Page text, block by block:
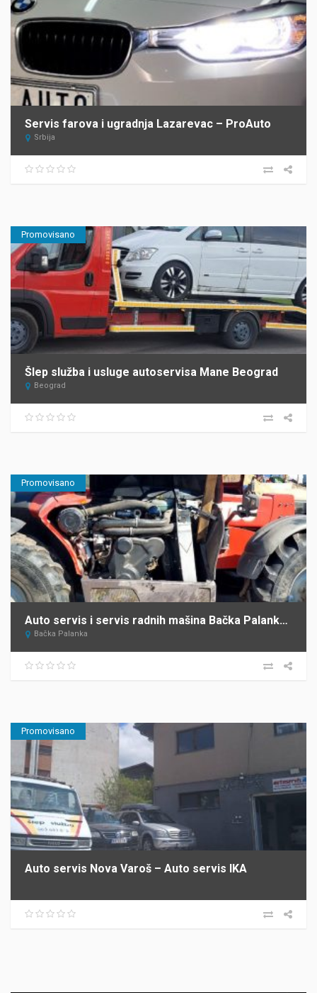
Servis farova i ugradnja Lazarevac – ProAuto
Srbija
Promovisano
Šlep služba i usluge autoservisa Mane Beograd
Beograd
Promovisano
Auto servis i servis radnih mašina Bačka Palanka Krnajac
Bačka Palanka
Promovisano
Auto servis Nova Varoš – Auto servis IKA